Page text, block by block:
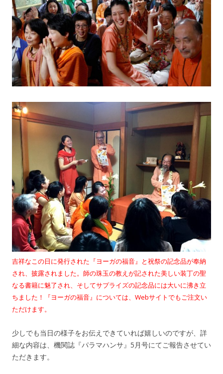
吉祥なこの日に発行された『ヨーガの福音』と祝祭の記念品が奉納
され、披露されました。師の珠玉の教えが記された美しい装丁の聖
なる書籍に魅了され、そしてサプライズの記念品には大いに沸き立
ちました！『ヨーガの福音』については、Webサイトでもご注文い
ただけます。
少しでも当日の様子をお伝えできていれば嬉しいのですが、詳
細な内容は、機関誌『パラマハンサ』5月号にてご報告させてい
ただきます。